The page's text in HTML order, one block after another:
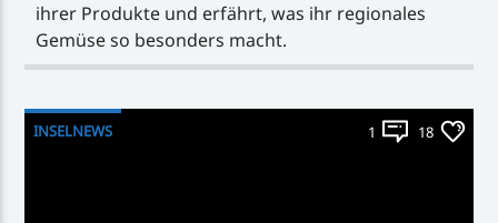
ihrer Produkte und erfährt, was ihr regionales
Gemüse so besonders macht.
INSELNEWS 1 18